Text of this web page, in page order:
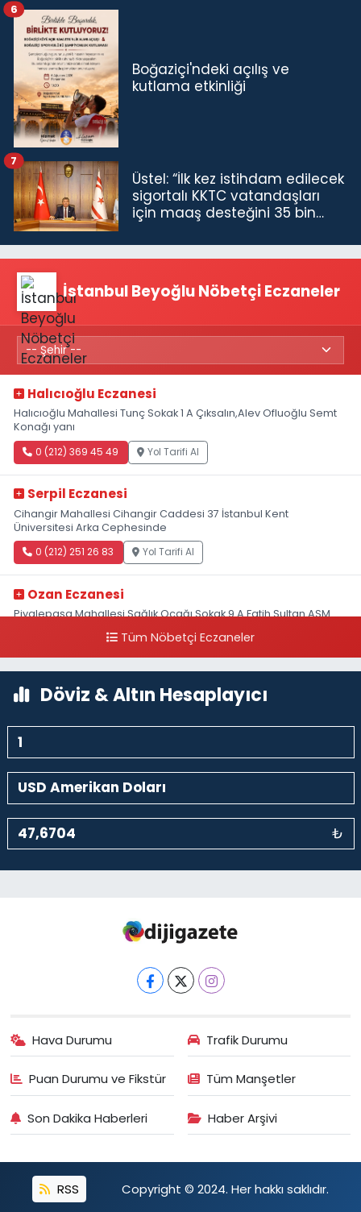
Boğaziçi'ndeki açılış ve
kutlama etkinliği
6
Üstel: “İlk kez istihdam edilecek
sigortalı KKTC vatandaşları
için maaş desteğini 35 bin
7
İstanbul Beyoğlu Nöbetçi Eczaneler
Halıcıoğlu Eczanesi
Halıcıoğlu Mahallesi Tunç Sokak 1 A Çıksalın,Alev Ofluoğlu Semt
Konağı yanı
0 (212) 369 45 49 Yol Tarifi Al
Serpil Eczanesi
Cihangir Mahallesi Cihangir Caddesi 37 İstanbul Kent
Üniversitesi Arka Cephesinde
0 (212) 251 26 83 Yol Tarifi Al
Ozan Eczanesi
Piyalepaşa Mahallesi Sağlık Ocağı Sokak 9 A Fatih Sultan ASM
Tüm Nöbetçi Eczaneler
Döviz & Altın Hesaplayıcı
₺
Hava Durumu Trafik Durumu
Puan Durumu ve Fikstür Tüm Manşetler
Son Dakika Haberleri Haber Arşivi
RSS Copyright © 2024. Her hakkı saklıdır.